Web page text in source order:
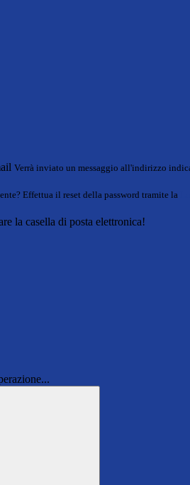
Verrà inviato un messaggio all'indirizzo
Effettua il reset della password tramite la
la casella di posta elettronica!